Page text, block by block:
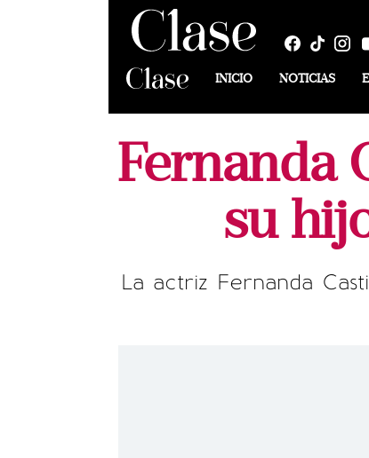
INICIO NOTICIAS
Fernanda
su
La actriz Fernanda